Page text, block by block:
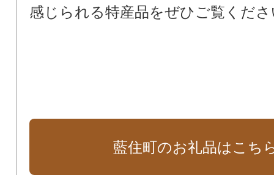
感じられる特産品をぜひご覧くだ
藍住町のお礼品はこち